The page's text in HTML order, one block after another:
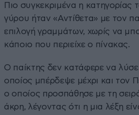
Πιο συγκεκριμένα η κατηγορίας
γύρου ήταν «Αντίθετα» με τον
επιλογή γραμμάτων, χωρίς να
κάποιο που περιείχε ο πίνακας.
Ο παίκτης δεν κατάφερε να
οποίος μπέρδεψε μέχρι και τον
ο οποίος προσπάθησε με τη
άκρη, λέγοντας ότι η μια λέξη